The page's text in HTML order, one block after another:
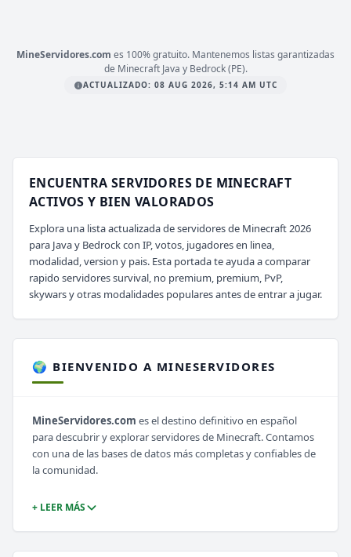
MineServidores.com es 100% gratuito. Mantenemos listas garantizadas
de Minecraft Java y Bedrock (PE).
ACTUALIZADO: 08 AUG 2026, 5:14 AM UTC
ENCUENTRA SERVIDORES DE MINECRAFT
ACTIVOS Y BIEN VALORADOS
Explora una lista actualizada de servidores de Minecraft 2026
para Java y Bedrock con IP, votos, jugadores en linea,
modalidad, version y pais. Esta portada te ayuda a comparar
rapido servidores survival, no premium, premium, PvP,
skywars y otras modalidades populares antes de entrar a jugar.
🌍 BIENVENIDO A MINESERVIDORES
MineServidores.com es el destino definitivo en español
para descubrir y explorar servidores de Minecraft. Contamos
con una de las bases de datos más completas y confiables de
la comunidad.
+ LEER MÁS